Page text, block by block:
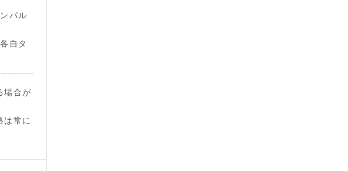
パル
自タ
場合が
は常に